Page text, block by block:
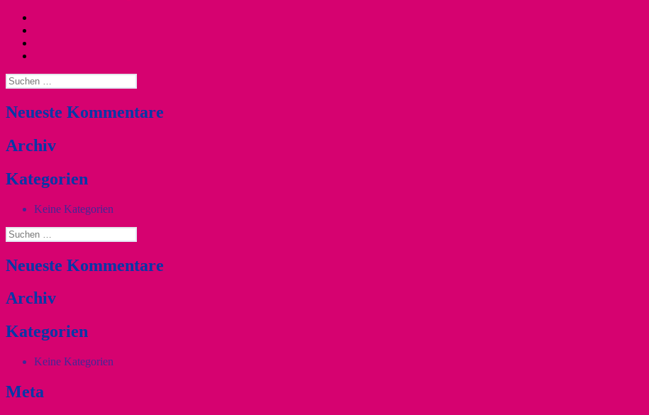
Suchen
nach:
Neueste Kommentare
Archiv
Kategorien
Keine Kategorien
Suchen
nach:
Neueste Kommentare
Archiv
Kategorien
Keine Kategorien
Meta